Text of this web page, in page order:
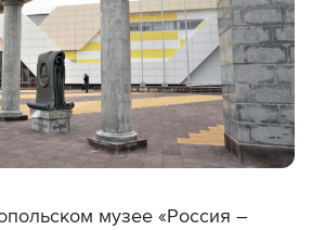
музее «Россия –